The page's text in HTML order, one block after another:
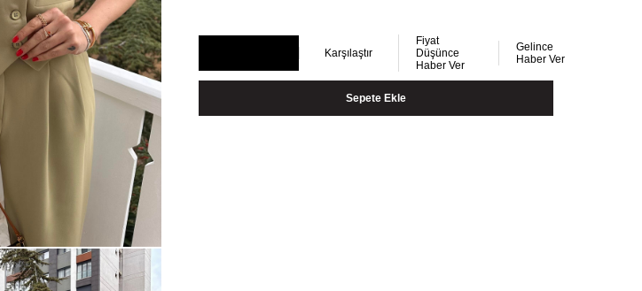
Karşılaştır
Fiyat
Düşünce
Haber Ver
Gelince
Haber Ver